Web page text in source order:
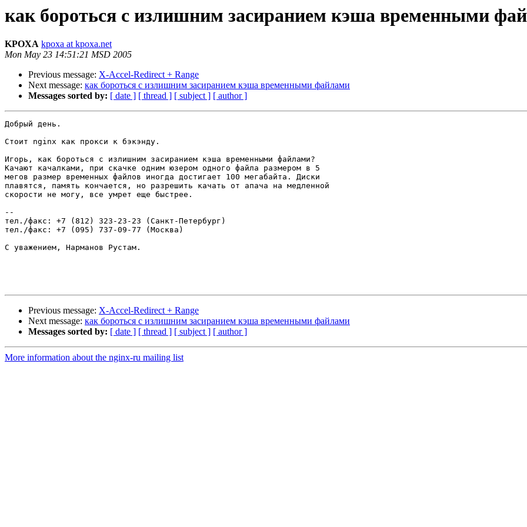
как бороться с излишним засиранием кэша временными
KPOXA kpoxa at kpoxa.net
Mon May 23 14:51:21 MSD 2005
Previous message: X-Accel-Redirect + Range
Next message: как бороться с излишним засиранием кэша временными файлами
Messages sorted by: [ date ] [ thread ] [ subject ] [ author ]
Добрый день.
Стоит nginx как прокси к бэкэнду.
Игорь, как бороться с излишним засиранием кэша временными файлами?
Качают качалками, при скачке одним юзером одного файла размером в 5
мегов размер временных файлов иногда достигает 100 мегабайта. Диски
плавятся, память кончается, но разрешить качать от апача на медленной
скорости не могу, все умрет еще быстрее.
--
тел./факс: +7 (812) 323-23-23 (Санкт-Петербург)
тел./факс: +7 (095) 737-09-77 (Москва)
С уважением, Нарманов Рустам.
Previous message: X-Accel-Redirect + Range
Next message: как бороться с излишним засиранием кэша временными файлами
Messages sorted by: [ date ] [ thread ] [ subject ] [ author ]
More information about the nginx-ru mailing list